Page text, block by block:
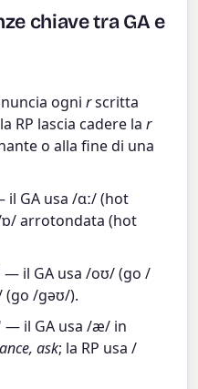
chiave tra GA e
ognirscritta
RP lascia cadere lar
o alla fine di una
il GA usa /ɑː/ (hot
ɒ/ arrotondata (hot
— il GA usa /oʊ/ (go /
(go /ɡəʊ/).
— il GA usa /æ/ in
ask; la RP usa /